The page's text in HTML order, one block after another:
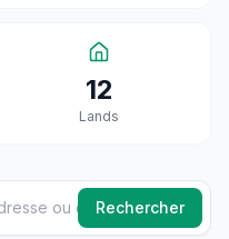
12
LandS
Rechercher